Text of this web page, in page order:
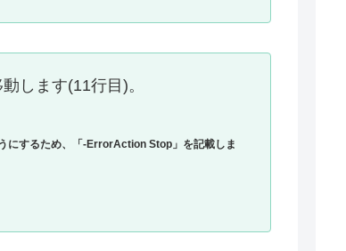
します(11行目)。
にするため、「-ErrorAction Stop」を記載しま